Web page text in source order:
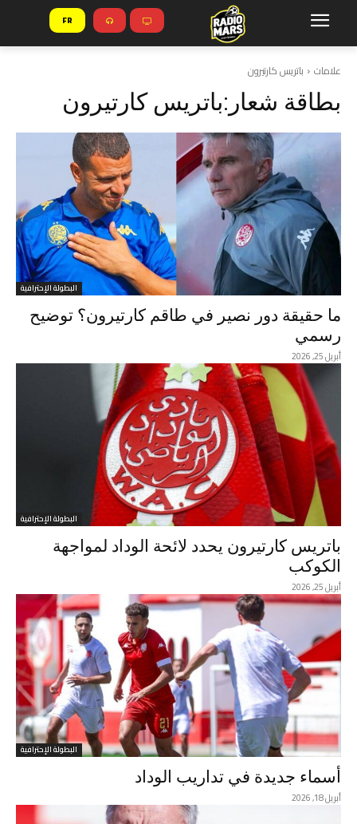
FR
علامات باتريس كارتيرون
بطاقة شعار:باتريس كارتيرون
البطولة الإحترافية
ما حقيقة دور نصير في طاقم كارتيرون؟ توضيح
رسمي
أبريل 25, 2026
البطولة الإحترافية
باتريس كارتيرون يحدد لائحة الوداد لمواجهة
الكوكب
أبريل 25, 2026
البطولة الإحترافية
أسماء جديدة في تداريب الوداد
أبريل 18, 2026